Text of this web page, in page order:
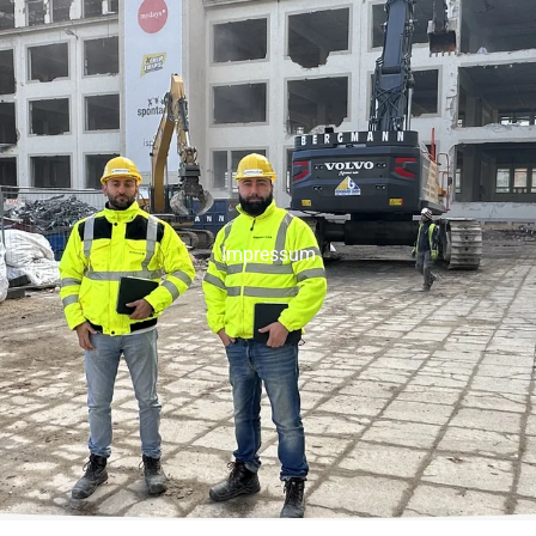
Über uns Leistungen Projekte Karriere
Impressum